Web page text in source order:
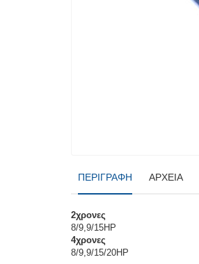
ΠΕΡΙΓΡΑΦΉ ΑΡΧΕΊΑ
2χρονες
8/9,9/15HP
4χρονες
8/9,9/15/20HP